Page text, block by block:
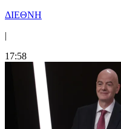
ΔΙΕΘΝΗ
|
17:58